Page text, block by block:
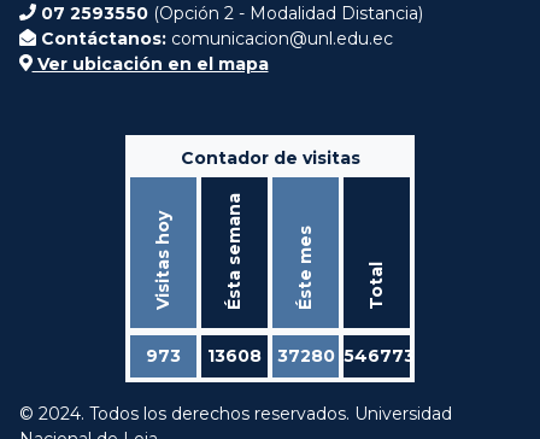
07 2593550 (Opción 2 - Modalidad Distancia)
Contáctanos: comunicacion@unl.edu.ec
Ver ubicación en el mapa
Contador de visitas
Visitas hoy Ésta semana Éste mes Total
973 13608 37280 546773
© 2024. Todos los derechos reservados. Universidad